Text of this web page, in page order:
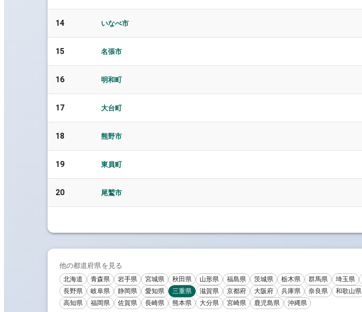
14 いなべ市
15 名張市
16 明和町
17 大台町
18 熊野市
19 東員町
20 尾鷲市
他の都道府県を見る
北海道 青森県 岩手県 宮城県 秋田県 山形県 福島県 茨城県 栃木県 群馬県 埼玉県
長野県
岐阜県 静岡県 愛知県 三重県 滋賀県 京都府 大阪府 兵庫県 奈良県 和歌山県
高知県
福岡県 佐賀県 長崎県 熊本県 大分県 宮崎県 鹿児島県 沖縄県